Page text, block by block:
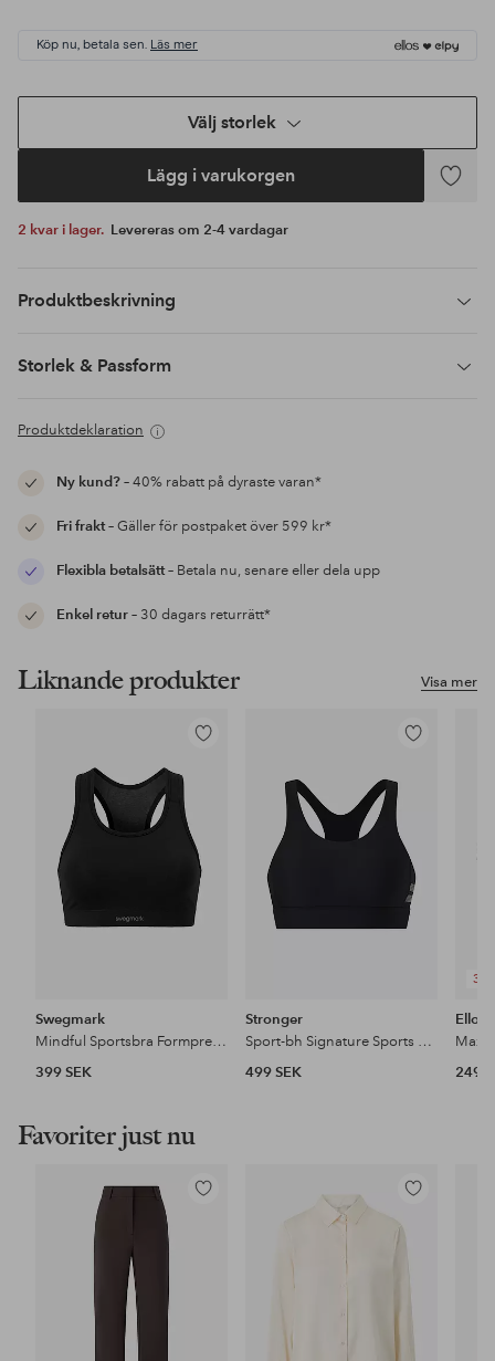
Köp nu, betala sen. Läs mer
Välj storlek
Lägg i varukorgen
Lägg
2 kvar i lager. Levereras om 2-4 vardagar
Produktbeskrivning
Storlek & Passform
Produktdeklaration
Ny kund?– 40% rabatt på dyraste varan*
Fri frakt– Gäller för postpaket över 599 kr*
Flexibla betalsätt– Betala nu, senare eller dela upp
Enkel retur– 30 dagars returrätt*
Visa mer
Liknande produkter
Lägg
Swegmark
Mindful Sportsbra Formpressade kupor
399 SEK
Lägg
i
favoriter
Stronger
Sport-bh Signature Sports Bra
499 SEK
3
Ellos
249
Favoriter just nu
Lägg
Lägg
i